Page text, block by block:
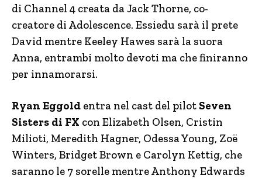
di Channel 4 creata da Jack Thorne, co-
creatore di Adolescence. Essiedu sarà il prete
David mentre Keeley Hawes sarà la suora
Anna, entrambi molto devoti ma che finiranno
per innamorarsi.
Ryan Eggold entra nel cast del pilot Seven
Sisters di FX con Elizabeth Olsen, Cristin
Milioti, Meredith Hagner, Odessa Young, Zoë
Winters, Bridget Brown e Carolyn Kettig, che
saranno le 7 sorelle mentre Anthony Edwards